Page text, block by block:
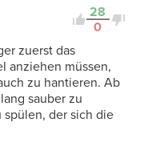
28
0
zuerst das
anziehen müssen,
zu hantieren. Ab
sauber zu
spülen, der sich die